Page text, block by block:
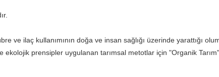
ve ilaç kullanımının doğa ve insan sağlığı üzerinde yarattığı
prensipler uygulanan tarımsal metotlar için "Organik